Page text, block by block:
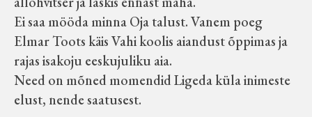
Ei saa mööda minna Oja talust. Vanem poeg
Elmar Toots käis Vahi koolis aiandust õppimas ja
rajas isakoju eeskujuliku aia.
Need on mõned momendid Ligeda küla inimeste
elust, nende saatusest.